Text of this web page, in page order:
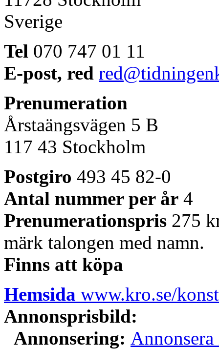
Sverige
Tel 070 747 01 11
E-post, red
Prenumeration
Årstaängsvägen 5 B
117 43 Stockholm
Postgiro 493 45 82-0
Antal nummer per år 4
Prenumerationspris 275
märk talongen med namn.
Finns att köpa
Hemsida www.kro.se/
Annonsprisbild:
Annonsering: